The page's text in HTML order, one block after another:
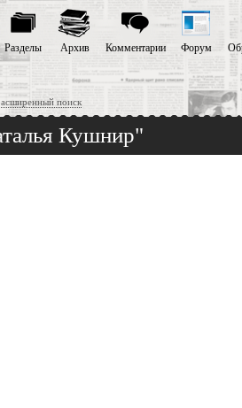
поиск
Разделы Архив Комментарии Форум
Кушнир"